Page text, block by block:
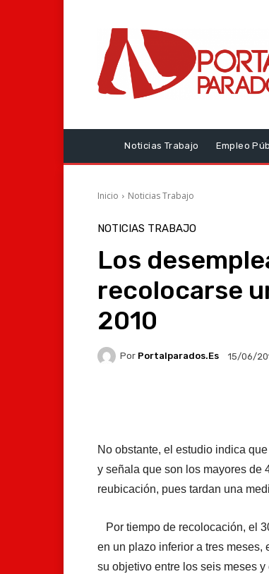
Noticias Trabajo Empleo
Inicio Noticias Trabajo
NOTICIAS TRABAJO
Los
recolocarse
2010
Por Portalparados.es 15/06/
No obstante, el estudio indica
y señala que son los mayores de
reubicación, pues tardan una
Por tiempo de recolocación, el
en un plazo inferior a tres meses,
su objetivo entre los seis meses